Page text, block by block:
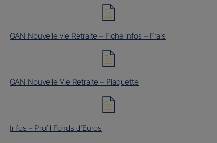
GAN Nouvelle vie Retraite – Fiche infos – Frais
GAN Nouvelle Vie Retraite – Plaquette
Infos – Profil Fonds d’Euros